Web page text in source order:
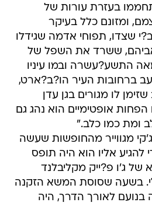
בעזרת עורות של
ומזונם כלל בעיקר
שצדו, תפוחי אדמה שגידלו
ששרד את השפל של
התשע?עשרה ובמו עיניו
ברחובות העיר הו?ב?ארט,
לו מגורים בגן עדן
הפחות אופטימיים הוא נהג גם
ומת כמו כלב."
ג'קי מגווייר מהחופשות שעשה
אליו הוא היה תופס
ג'ו פ?ייק מקליבלנד
בשעה שסוסת המשא הזקנה
בנועם לאורך הדרך, היה